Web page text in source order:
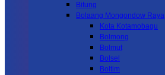
Bitung
Bolaang Mongondow Raya
Kota Kotamobagu
Bolmong
Bolmut
Bolsel
Boltim